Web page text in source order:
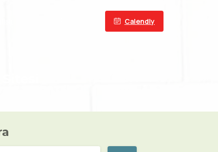
Calendly